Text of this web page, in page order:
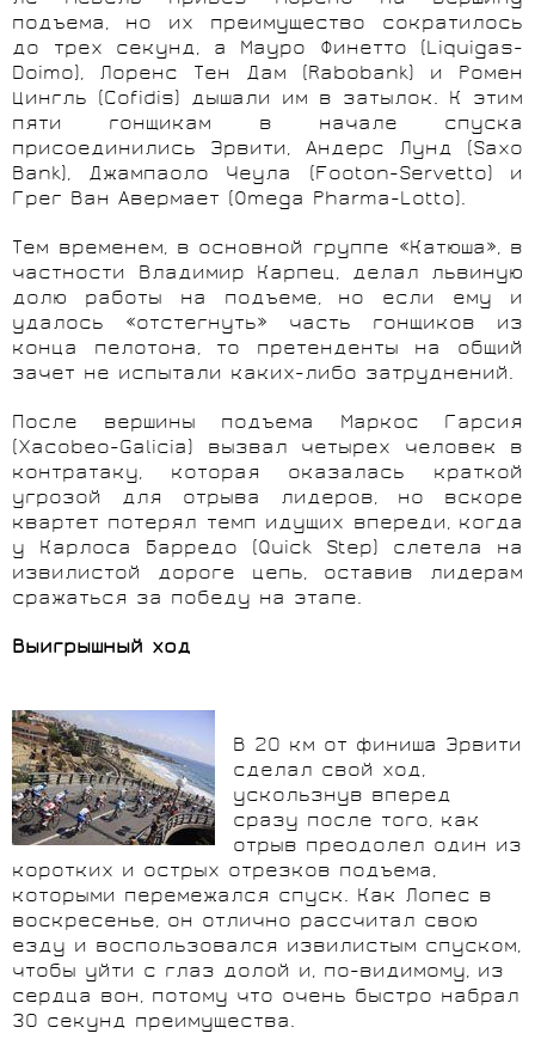
подъема, но их преимущество сократилось
до трех секунд, а Мауро Финетто (Liquigas-
Doimo), Лоренс Тен Дам (Rabobank) и Ромен
Цингль (Cofidis) дышали им в затылок. К этим
пяти гонщикам в начале спуска
присоединились Эрвити, Андерс Лунд (Saxo
Bank), Джампаоло Чеула (Footon-Servetto) и
Грег Ван Авермает (Omega Pharma-Lotto).
Тем временем, в основной группе «Катюша», в
частности Владимир Карпец, делал львиную
долю работы на подъеме, но если ему и
удалось «отстегнуть» часть гонщиков из
конца пелотона, то претенденты на общий
зачет не испытали каких-либо затруднений.
После вершины подъема Маркос Гарсия
(Xacobeo-Galicia) вызвал четырех человек в
контратаку, которая оказалась краткой
угрозой для отрыва лидеров, но вскоре
квартет потерял темп идущих впереди, когда
у Карлоса Барредо (Quick Step) слетела на
извилистой дороге цепь, оставив лидерам
сражаться за победу на этапе.
Выигрышный ход
В 20 км от финиша Эрвити
сделал свой ход,
ускользнув вперед
сразу после того, как
отрыв преодолел один из
коротких и острых отрезков подъема,
которыми перемежался спуск. Как Лопес в
воскресенье, он отлично рассчитал свою
езду и воспользовался извилистым спуском,
чтобы уйти с глаз долой и, по-видимому, из
сердца вон, потому что очень быстро набрал
30 секунд преимущества.